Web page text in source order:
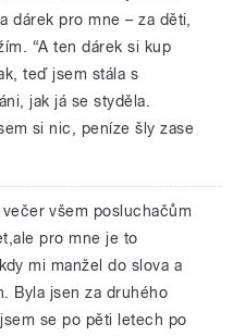
dárek pro mne – za děti,
“A ten dárek si kup
teď jsem stála s
jak já se styděla.
si nic, peníze šly zase
večer všem posluchačům
pro mne je to
mi manžel do slova a
Byla jsen za druhého
se po pěti letech po